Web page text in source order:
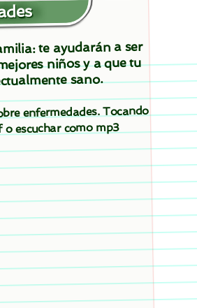
te ayudarán a ser
niños y a que tu
sano.
enfermedades. Tocando
escuchar como mp3